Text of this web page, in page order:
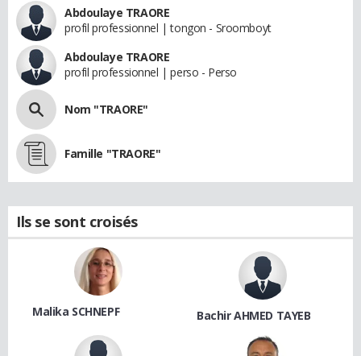
Abdoulaye TRAORE
profil professionnel | tongon - Sroomboyt
Abdoulaye TRAORE
profil professionnel | perso - Perso
Nom "TRAORE"
Famille "TRAORE"
Ils se sont croisés
Malika SCHNEPF Bachir AHMED TAYEB